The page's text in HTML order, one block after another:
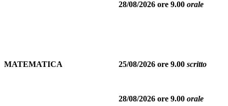
28/08/2026 ore 9.00 orale
MATEMATICA 25/08/2026 ore 9.00 scritto
28/08/2026 ore 9.00 orale